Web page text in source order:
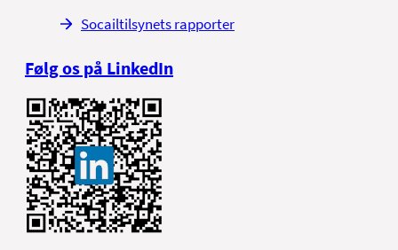
Socailtilsynets rapporter
Følg os på LinkedIn